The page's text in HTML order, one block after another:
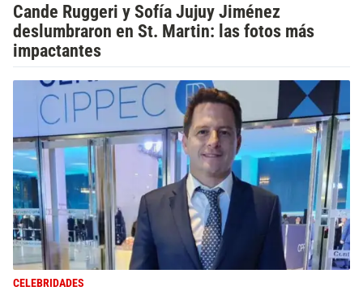
Cande Ruggeri y Sofía Jujuy Jiménez
deslumbraron en St. Martin: las fotos más
impactantes
CELEBRIDADES